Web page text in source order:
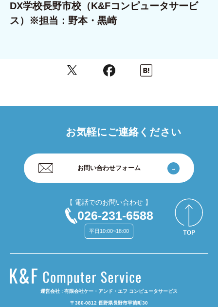
DX学校長野市校（K&Fコンピュータサービ
ス）※担当：野本・黒崎
お気軽にご連絡ください
お問い合わせフォーム
【 電話でのお問い合わせ 】
026-231-6588
平日10:00~18:00
運営会社 : 有限会社ケー・アンド・エフ コンピュータサービス
〒380-0812 長野県長野市早苗町30